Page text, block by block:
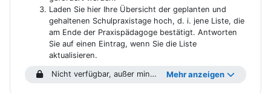
Laden Sie hier Ihre Übersicht der geplanten und
gehaltenen Schulpraxistage hoch, d. i. jene Liste, die
am Ende der Praxispädagoge bestätigt. Antworten
Sie auf einen Eintrag, wenn Sie die Liste
aktualisieren.
Mehr anzeigen
Nicht verfügbar, außer mindestens eine Bedingung ist erfüllt: Sie sind in